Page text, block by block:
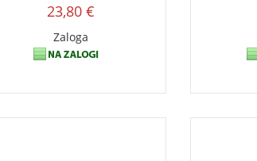
23,80 €
Zaloga